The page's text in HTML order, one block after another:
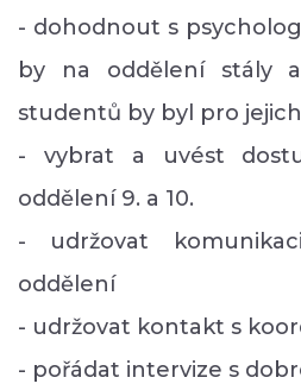
- dohodnout s
by na oddělení stály
studentů by byl pro
- vybrat a uvést
oddělení 9. a 10.
- udržovat
oddělení
- udržovat kontakt s
- pořádat intervize s